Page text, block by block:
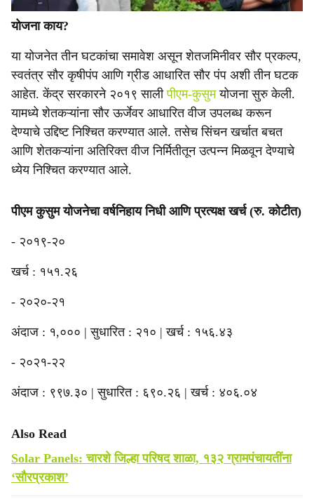
योजना काय?
या योजनेत तीन घटकांचा समावेश असून शेतजमिनीवर सौर प्रकल्प,
स्वतंत्र सौर कृषीपंप आणि ग्रीड आधारित सौर पंप अशी तीन घटक
आहेत. केंद्र सरकारने २०१९ सालीपीएम-कुसुमयोजना सुरु केली.
यामध्ये शेतकऱ्यांना सौर ऊर्जेवर आधारित वीज उपलब्ध करून
देण्याचे उद्दिष्ट निश्चित करण्यात आले. तसेच सिंचन खर्चात बचत
आणि शेतकऱ्यांना अतिरिक्त वीज निर्मितीतून उत्पन्न मिळवून देण्याचे
ध्येय निश्चित करण्यात आले.
पीएम कुसुम योजनेचा वर्षनिहाय निधी आणि प्रत्यक्ष खर्च (रु. कोटीत)
- २०१९-२०
खर्च : १५१.२६
- २०२०-२१
अंदाज : १,००० | सुधारित : २१० | खर्च : १५६.४३
- २०२१-२२
अंदाज : ९९७.३० | सुधारित : ६९०.२६ | खर्च : ४०६.०४
Also Read
Solar Panels: चारशे जिल्हा परिषद शाळा, १३२ ग्रामपंचायतींना
‘सौरप्रकाश’